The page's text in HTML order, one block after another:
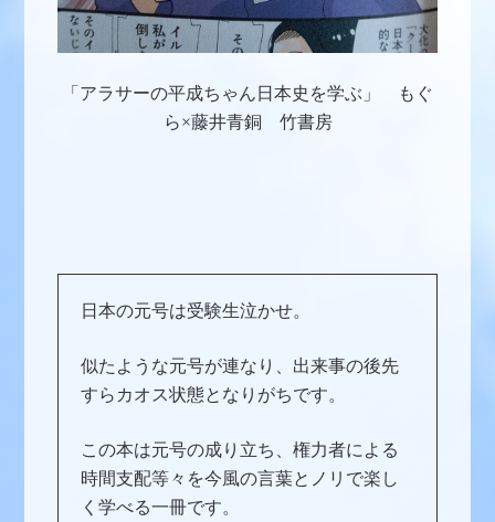
「アラサーの平成ちゃん日本史を学ぶ」 もぐ
ら×藤井青銅 竹書房
日本の元号は受験生泣かせ。
似たような元号が連なり、出来事の後先
すらカオス状態となりがちです。
この本は元号の成り立ち、権力者による
時間支配等々を今風の言葉とノリで楽し
く学べる一冊です。